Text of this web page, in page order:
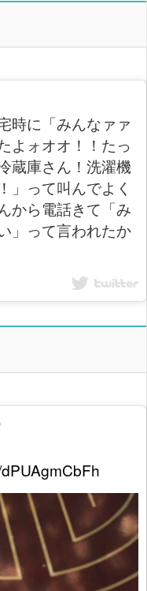
時に「みんなァァ
よォオオ！！たっ
蔵庫さん！洗濯機
」って叫んでよく
から電話きて「み
」って言われたか